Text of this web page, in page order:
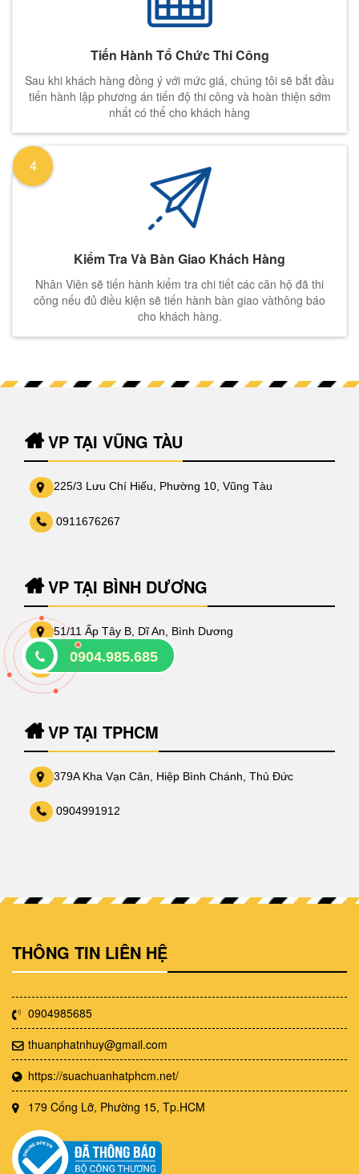
Tiến Hành Tổ Chức Thi Công
Sau khi khách hàng đồng ý với mức giá, chúng tôi sẽ bắt đầu
tiến hành lập phương án tiến độ thi công và hoàn thiện sớm
nhất có thể cho khách hàng
Kiểm Tra Và Bàn Giao Khách Hàng
Nhân Viên sẽ tiến hành kiểm tra chi tiết các căn hộ đã thi
công nếu đủ điều kiện sẽ tiến hành bàn giao vàthông báo
cho khách hàng.
4
VP TẠI VŨNG TÀU
225/3 Lưu Chí Hiếu, Phường 10, Vũng Tàu
0911676267
VP TẠI BÌNH DƯƠNG
51/11 Ấp Tây B, Dĩ An, Bình Dương
0912655679
VP TẠI TPHCM
379A Kha Vạn Cân, Hiệp Bình Chánh, Thủ Đức
0904991912
THÔNG TIN LIÊN HỆ
0904985685
thuanphatnhuy@gmail.com
https://suachuanhatphcm.net/
179 Cống Lỡ, Phường 15, Tp.HCM
0904.985.685